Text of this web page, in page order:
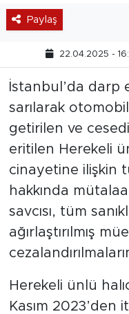
Paylaş
22.04.2025 -
İstanbul’da darp
sarılarak
getirilen ve
eritilen Herekeli
cinayetine ilişkin
hakkında
savcısı, tüm
ağırlaştırılmış
Herekeli ünlü
Kasım